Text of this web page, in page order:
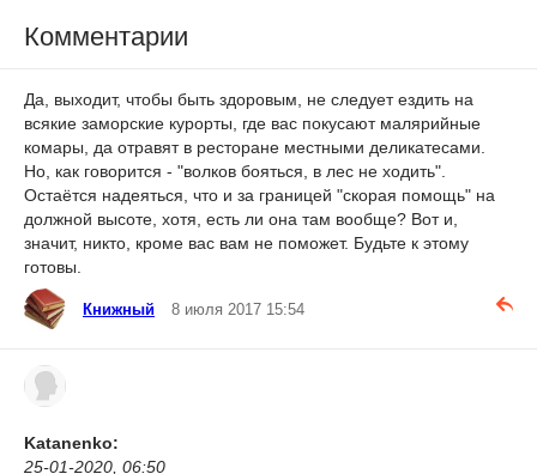
Комментарии
Да, выходит, чтобы быть здоровым, не следует ездить на
всякие заморские курорты, где вас покусают малярийные
комары, да отравят в ресторане местными деликатесами.
Но, как говорится - "волков бояться, в лес не ходить".
Остаётся надеяться, что и за границей "скорая помощь" на
должной высоте, хотя, есть ли она там вообще? Вот и,
значит, никто, кроме вас вам не поможет. Будьте к этому
готовы.
Книжный 8 июля 2017 15:54
Katanenko:
25-01-2020, 06:50